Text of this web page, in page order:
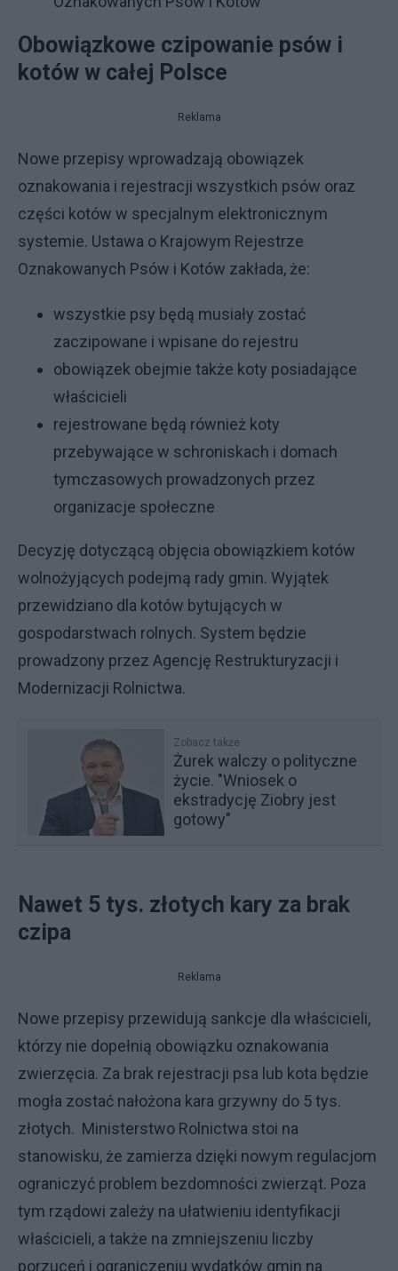
Obowiązkowe czipowanie psów i
kotów w całej Polsce
Reklama
Nowe przepisy wprowadzają obowiązek
oznakowania i rejestracji wszystkich psów oraz
części kotów w specjalnym elektronicznym
systemie. Ustawa o Krajowym Rejestrze
Oznakowanych Psów i Kotów zakłada, że:
wszystkie psy będą musiały zostać
zaczipowane i wpisane do rejestru
obowiązek obejmie także koty posiadające
właścicieli
rejestrowane będą również koty
przebywające w schroniskach i domach
tymczasowych prowadzonych przez
organizacje społeczne
Decyzję dotyczącą objęcia obowiązkiem kotów
wolnożyjących podejmą rady gmin. Wyjątek
przewidziano dla kotów bytujących w
gospodarstwach rolnych. System będzie
prowadzony przez Agencję Restrukturyzacji i
Modernizacji Rolnictwa.
Zobacz także
Żurek walczy o polityczne
życie. "Wniosek o
ekstradycję Ziobry jest
gotowy"
Nawet 5 tys. złotych kary za brak
czipa
Reklama
Nowe przepisy przewidują sankcje dla właścicieli,
którzy nie dopełnią obowiązku oznakowania
zwierzęcia. Za brak rejestracji psa lub kota będzie
mogła zostać nałożona kara grzywny do 5 tys.
złotych. Ministerstwo Rolnictwa stoi na
stanowisku, że zamierza dzięki nowym regulacjom
ograniczyć problem bezdomności zwierząt. Poza
tym rządowi zależy na ułatwieniu identyfikacji
właścicieli, a także na zmniejszeniu liczby
porzuceń i ograniczeniu wydatków gmin na